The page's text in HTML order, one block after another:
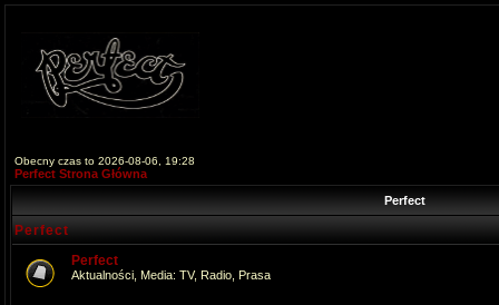
Obecny czas to 2026-08-06, 19:28
Perfect Strona Główna
Perfect
Perfect
Perfect
Aktualności, Media: TV, Radio, Prasa